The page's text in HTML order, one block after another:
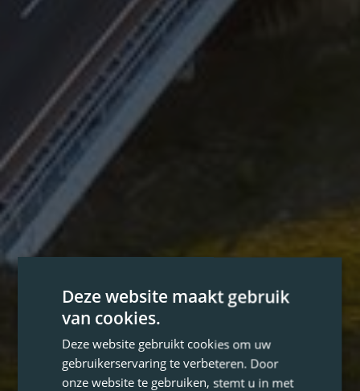
Deze website maakt gebruik
van cookies.
Deze website gebruikt cookies om uw
gebruikerservaring te verbeteren. Door
onze website te gebruiken, stemt u in met